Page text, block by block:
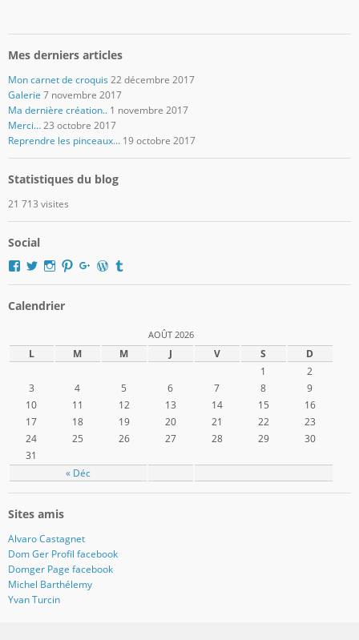
Mes derniers articles
Mon carnet de croquis 22 décembre 2017
Galerie 7 novembre 2017
Ma dernière création.. 1 novembre 2017
Merci… 23 octobre 2017
Reprendre les pinceaux… 19 octobre 2017
Statistiques du blog
21 713 visites
Social
Voir
de
Facebook
Voir
de
Twitter
Voir
de
Instagram
Voir
Pinterest
Voir
Google+
Voir
WordPress.org
Tumblr
Calendrier
AOÛT 2026
L M M J V S D
« Déc
1
2
3
4 5 6 7 8
9
10
11 12 13 14 15
16
17
18 19 20 21 22
23
24
25 26 27 28 29
30
31
Sites amis
Alvaro Castagnet
Dom Ger Profil facebook
Domger Page facebook
Michel Barthélemy
Yvan Turcin